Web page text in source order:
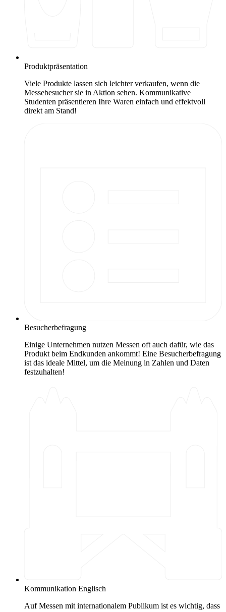
Produktpräsentation
Viele Produkte lassen sich leichter verkaufen, wenn die
Messebesucher sie in Aktion sehen. Kommunikative
Studenten präsentieren Ihre Waren einfach und effektvoll
direkt am Stand!
Besucherbefragung
Einige Unternehmen nutzen Messen oft auch dafür, wie das
Produkt beim Endkunden ankommt! Eine Besucherbefragung
ist das ideale Mittel, um die Meinung in Zahlen und Daten
festzuhalten!
Kommunikation Englisch
Auf Messen mit internationalem Publikum ist es wichtig, dass